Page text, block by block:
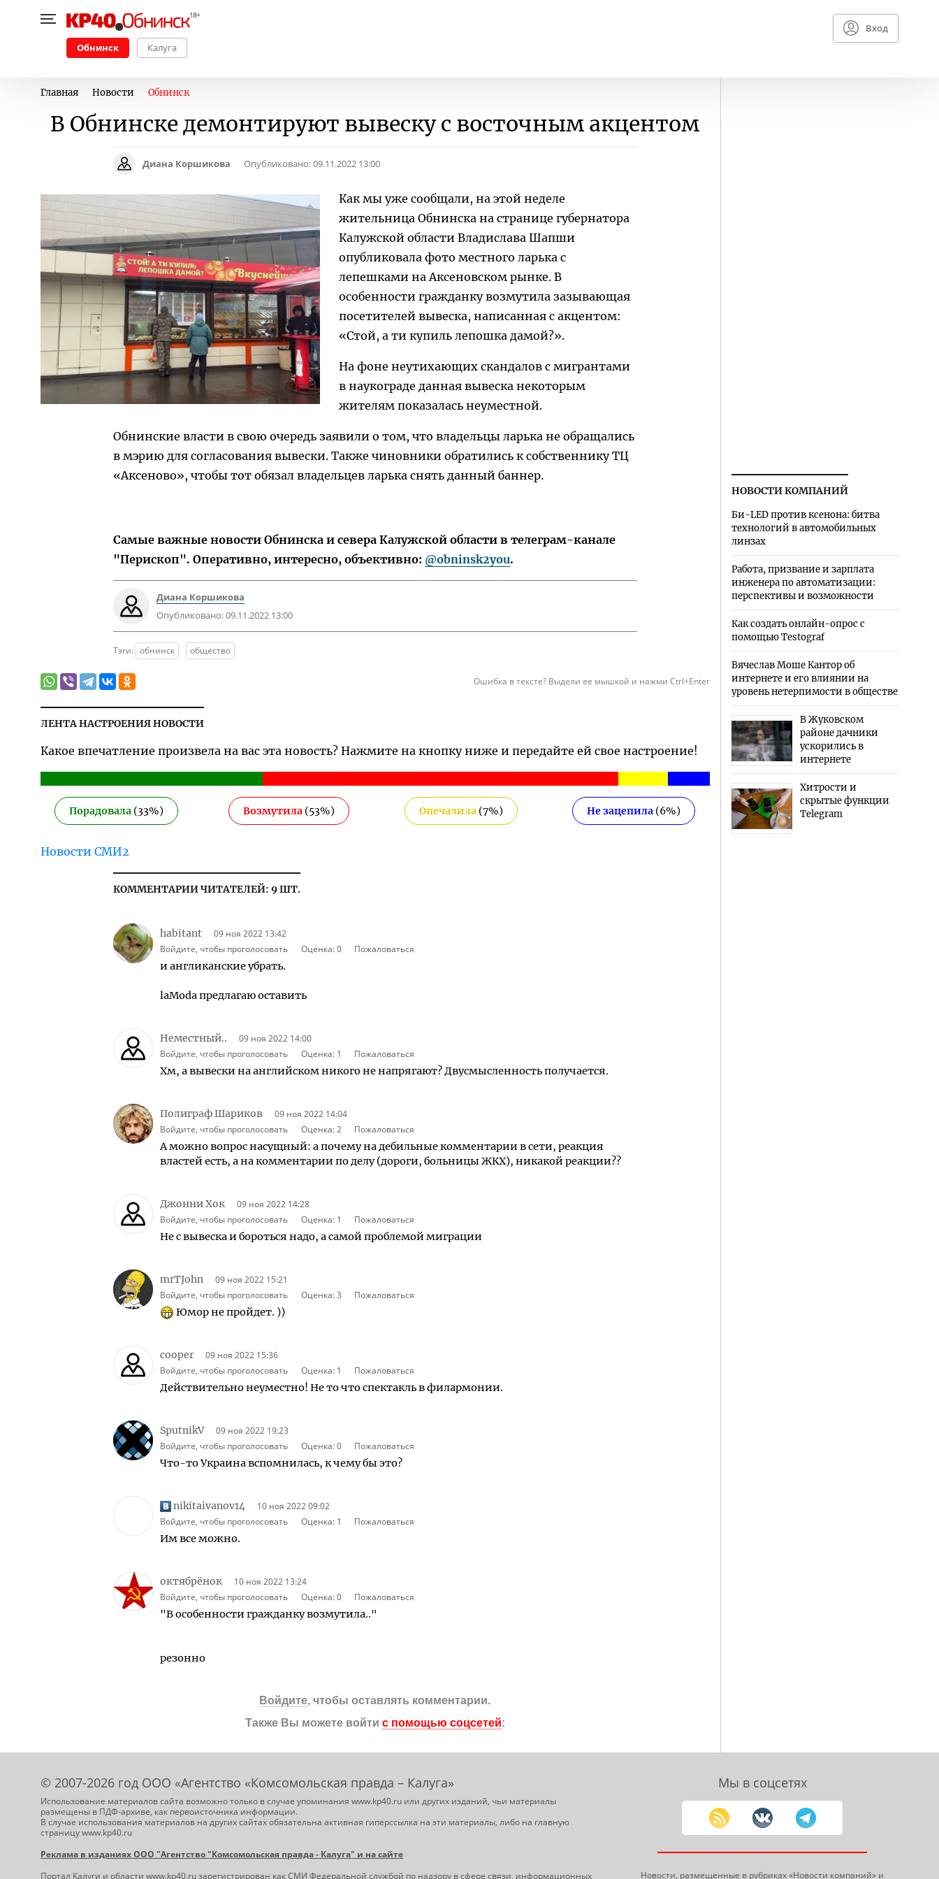
Обнинск Калуга
Вход
Главная Новости Обнинск
В Обнинске демонтируют вывеску с восточным акцентом
Диана Коршикова Опубликовано:09.11.2022 13:00
Как мы уже сообщали, на этой неделе
жительница Обнинска на странице губернатора
Калужской области Владислава Шапши
опубликовала фото местного ларька с
лепешками на Аксеновском рынке. В
особенности гражданку возмутила зазывающая
посетителей вывеска, написанная с акцентом:
«Стой, а ти купиль лепошка дамой?».
На фоне неутихающих скандалов с мигрантами
в наукограде данная вывеска некоторым
жителям показалась неуместной.
Обнинские власти в свою очередь заявили о том, что владельцы ларька не обращались
в мэрию для согласования вывески. Также чиновники обратились к собственнику ТЦ
«Аксеново», чтобы тот обязал владельцев ларька снять данный баннер.
Самые важные новости Обнинска и севера Калужской области в телеграм-канале
"Перископ". Оперативно, интересно, объективно: @obninsk2you.
Диана Коршикова
Опубликовано:09.11.2022 13:00
Тэги: обнинск общество
Ошибка в тексте? Выдели ее мышкой и нажми Ctrl+Enter
ЛЕНТА НАСТРОЕНИЯ НОВОСТИ
Какое впечатление произвела на вас эта новость? Нажмите на кнопку ниже и передайте ей свое настроение!
Порадовала(33%) Возмутила(53%) Опечалила (7%) Не зацепила (6%)
Новости СМИ2
КОММЕНТАРИИ ЧИТАТЕЛЕЙ: 9 ШТ.
habitant
09 ноя 2022 13:42
Войдите, чтобы проголосовать
Оценка:0 Пожаловаться
и англиканские убрать.
laModa предлагаю оставить
Неместный..
09 ноя 2022 14:00
Войдите, чтобы проголосовать
Оценка: 1 Пожаловаться
Хм, а вывески на английском никого не напрягают? Двусмысленность получается.
Полиграф Шариков
09 ноя 2022 14:04
Войдите, чтобы проголосовать
Оценка:2 Пожаловаться
А можно вопрос насущный: а почему на дебильные комментарии в сети, реакция
властей есть, а на комментарии по делу (дороги, больницы ЖКХ), никакой реакции??
Джонни Хок
09 ноя 2022 14:28
Войдите, чтобы проголосовать
Оценка: 1 Пожаловаться
Не с вывеска и бороться надо, а самой проблемой миграции
mrTJohn
09 ноя 2022 15:21
Войдите, чтобы проголосовать
Оценка:3 Пожаловаться
Юмор не пройдет. ))
cooper
09 ноя 2022 15:36
Войдите, чтобы проголосовать
Оценка: 1 Пожаловаться
Действительно неуместно! Не то что спектакль в филармонии.
SputnikV
09 ноя 2022 19:23
Войдите, чтобы проголосовать
Оценка:0 Пожаловаться
Что-то Украина вспомнилась, к чему бы это?
nikitaivanov14
10 ноя 2022 09:02
Войдите, чтобы проголосовать
Оценка: 1 Пожаловаться
Им все можно.
октябрёнок
10 ноя 2022 13:24
Войдите, чтобы проголосовать
Оценка:0 Пожаловаться
"В особенности гражданку возмутила.."
резонно
Войдите, чтобы оставлять комментарии.
Также Вы можете войти с помощью соцсетей:
НОВОСТИ КОМПАНИЙ
Би-LED против ксенона: битва
технологий в автомобильных
линзах
Работа, призвание и зарплата
инженера по автоматизации:
перспективы и возможности
Как создать онлайн-опрос с
помощью Testograf
Вячеслав Моше Кантор об
интернете и его влиянии на
уровень нетерпимости в обществе
В Жуковском
районе дачники
ускорились в
интернете
Хитрости и
скрытые функции
Telegram
© 2007-2026 год ООО «Агентство «Комсомольская правда – Калуга»
Использование материалов сайта возможно только в случае упоминания www.kp40.ru или других изданий, чьи материалы
размещены в ПДФ-архиве, как первоисточника информации.
В случае использования материалов на других сайтах обязательна активная гиперссылка на эти материалы, либо на главную
страницу www.kp40.ru
Реклама в изданиях ООО "Агентство "Комсомольская правда - Калуга" и на сайте
Портал Калуги и области www.kp40.ruзарегистрирован как СМИ Федеральной службой по надзору в сфере связи, информационных
Мы в соцсетях
Новости, размещенные в рубриках «Новости компаний» и